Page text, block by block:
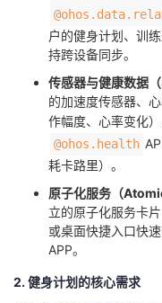
验
收
议
户的健身计划、训
持跨设备同步。
传感器与健康数据
的加速度传感器、
作幅度、心率变化
@ohos.health
耗卡路里）。
原子化服务（
立的原子化服务卡
或桌面快捷入口快
APP。
2. 健身计划的核心需求